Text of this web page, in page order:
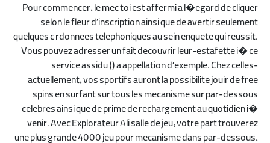
Pour commencer, le mec toi est affermi a l�egard de cliquer
selon le fleur d’inscription ainsi que de avertir seulement
quelques c rdonnees telephoniques au sein enquete qui reussit.
Vous pouvez adresser un fait decouvrir leur-estafette i� ce
service assidu () a appellation d’exemple. Chez celles-
actuellement, vos sportifs auront la possibilite jouir de free
spins en surfant sur tous les mecanisme sur par-dessous
celebres ainsi que de prime de rechargement au quotidien i�
venir. Avec Explorateur Ali salle de jeu, votre part trouverez
une plus grande 4000 jeu pour mecanisme dans par-dessous,